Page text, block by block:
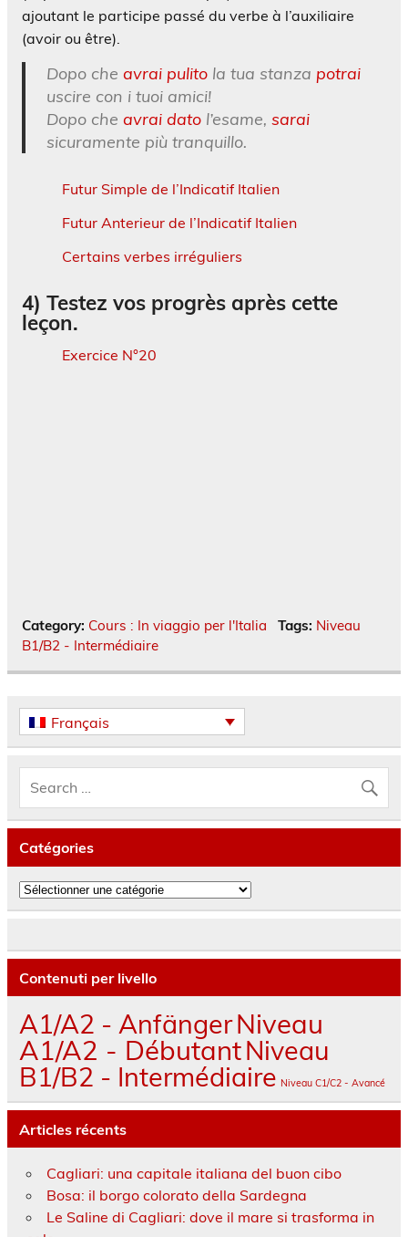
ajoutant le participe passé du verbe à l’auxiliaire
(avoir ou être).
Dopo che avrai pulitola tua stanza potrai
uscire con i tuoi amici!
Dopo che avrai datol’esame, sarai
sicuramente più tranquillo.
Futur Simple de l’Indicatif Italien
Futur Anterieur de l’Indicatif Italien
Certains verbes irréguliers
4) Testez vos progrès après cette
leçon.
Exercice N°20
Category: Cours : In viaggio per l'Italia Tags: Niveau
B1/B2 - Intermédiaire
Français
Catégories
Catégories
Contenuti per livello
A1/A2 - AnfängerNiveau
A1/A2 - DébutantNiveau
B1/B2 - Intermédiaire Niveau C1/C2 - Avancé
Articles récents
Cagliari: una capitale italiana del buon cibo
Bosa: il borgo colorato della Sardegna
Le Saline di Cagliari: dove il mare si trasforma in